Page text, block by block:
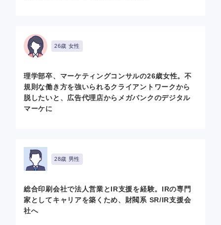
26歳 女性
理学部卒、マーケティングコンサルの26歳女性。不
規則な働き方を強いられるクライアントワークから
脱したいと、広告代理店からメガバンクのデジタル
マーケに
28歳 男性
総合印刷会社で法人営業とIR支援を経験。IRの専門
家としてキャリアを築くため、財閥系 SR/IR支援会
社へ